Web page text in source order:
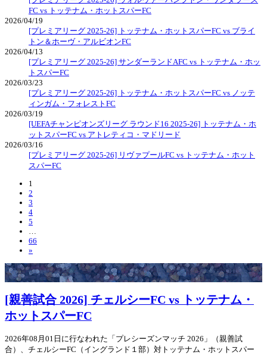
FC vs トッテナム・ホットスパーFC
2026/04/19
[プレミアリーグ 2025-26] トッテナム・ホットスパーFC vs ブライ
トン＆ホーヴ・アルビオンFC
2026/04/13
[プレミアリーグ 2025-26] サンダーランドAFC vs トッテナム・ホッ
トスパーFC
2026/03/23
[プレミアリーグ 2025-26] トッテナム・ホットスパーFC vs ノッテ
ィンガム・フォレストFC
2026/03/19
[UEFAチャンピオンズリーグ ラウンド16 2025-26] トッテナム・ホ
ットスパーFC vs アトレティコ・マドリード
2026/03/16
[プレミアリーグ 2025-26] リヴァプールFC vs トッテナム・ホット
スパーFC
1
2
3
4
5
66
»
[親善試合 2026] チェルシーFC vs トッテナム・
ホットスパーFC
2026年08月01日に行なわれた「プレシーズンマッチ 2026」（親善試
合）、チェルシーFC（イングランド１部）対トッテナム・ホットスパー